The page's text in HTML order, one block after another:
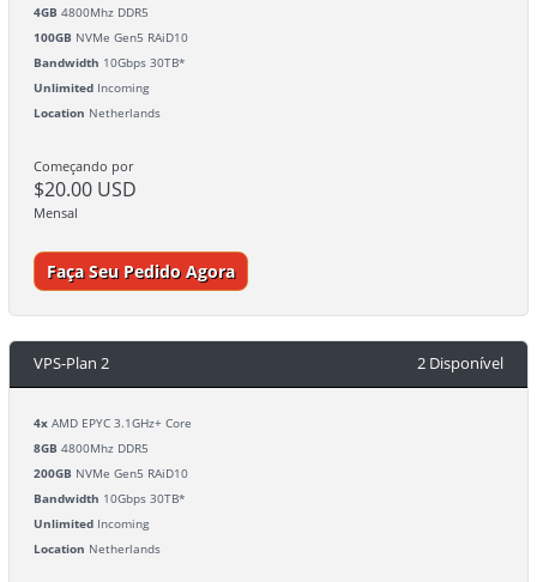
4GB 4800Mhz DDR5
100GB NVMe Gen5 RAiD10
Bandwidth 10Gbps 30TB*
Unlimited Incoming
Location Netherlands
Começando por
$20.00 USD
Mensal
Faça Seu Pedido Agora
VPS-Plan 2 2 Disponível
4x AMD EPYC 3.1GHz+ Core
8GB 4800Mhz DDR5
200GB NVMe Gen5 RAiD10
Bandwidth 10Gbps 30TB*
Unlimited Incoming
Location Netherlands